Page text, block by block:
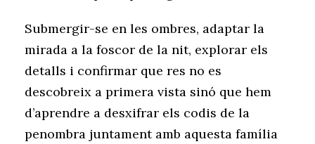
Submergir-se en les ombres, adaptar la
mirada a la foscor de la nit, explorar els
detalls i confirmar que res no es
descobreix a primera vista sinó que hem
d’aprendre a desxifrar els codis de la
penombra juntament amb aquesta família